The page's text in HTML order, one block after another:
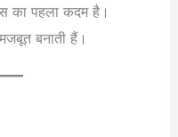
का पहला कदम है।
बनाती हैं।